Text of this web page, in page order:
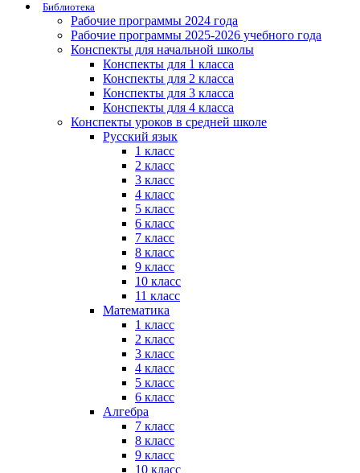
Библиотека
Рабочие программы 2024 года
Рабочие программы 2025-2026 учебного года
Конспекты для начальной школы
Конспекты для 1 класса
Конспекты для 2 класса
Конспекты для 3 класса
Конспекты для 4 класса
Конспекты уроков в средней школе
Русский язык
1 класс
2 класс
3 класс
4 класс
5 класс
6 класс
7 класс
8 класс
9 класс
10 класс
11 класс
Математика
1 класс
2 класс
3 класс
4 класс
5 класс
6 класс
Алгебра
7 класс
8 класс
9 класс
10 класс